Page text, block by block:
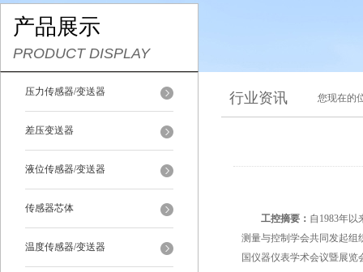
产品展示
PRODUCT DISPLAY
压力传感器/变送器
差压变送器
液位传感器/变送器
传感器芯体
温度传感器/变送器
行业资讯 您现在的
工控摘要： 自1983年
测量与控制学会共同发起组
国仪器仪表学术会议暨展览